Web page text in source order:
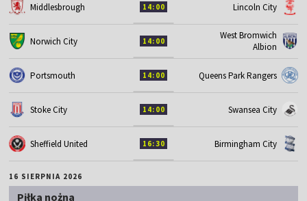
Middlesbrough 14:00 Lincoln City
Norwich City 14:00
West Bromwich
Albion
Portsmouth 14:00 Queens Park Rangers
Stoke City 14:00 Swansea City
Sheffield United 16:30 Birmingham City
16 SIERPNIA 2026
Piłka nożna